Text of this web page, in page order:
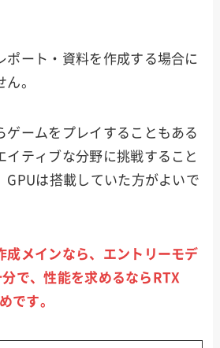
ポート・資料を作成する場合に
。
ゲームをプレイすることもある
イティブな分野に挑戦すること
GPUは搭載していた方がよいで
成メインなら、エントリーモデ
で、性能を求めるならRTX
です。